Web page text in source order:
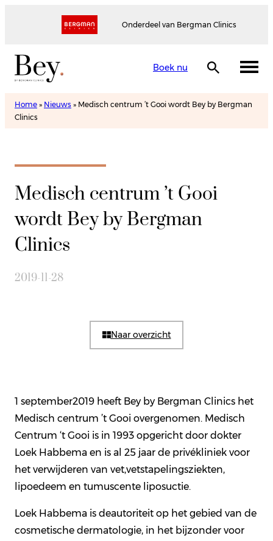
Onderdeel van Bergman Clinics
Boek nu
Home » Nieuws » Medisch centrum ’t Gooi wordt Bey by Bergman
Clinics
Medisch centrum ’t Gooi
wordt Bey by Bergman
Clinics
2019-11-28
Naar overzicht
1 september2019 heeft Bey by Bergman Clinics het
Medisch centrum ’t Gooi overgenomen. Medisch
Centrum ‘t Gooi is in 1993 opgericht door dokter
Loek Habbema en is al 25 jaar de privékliniek voor
het verwijderen van vet,vetstapelingsziekten,
lipoedeem en tumuscente liposuctie.
Loek Habbema is deautoriteit op het gebied van de
cosmetische dermatologie, in het bijzonder voor